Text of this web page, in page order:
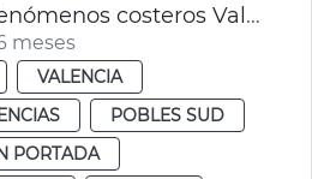
Alerta naranja fenómenos costeros València
meses
VALENCIA
POBLES SUD
PORTADA